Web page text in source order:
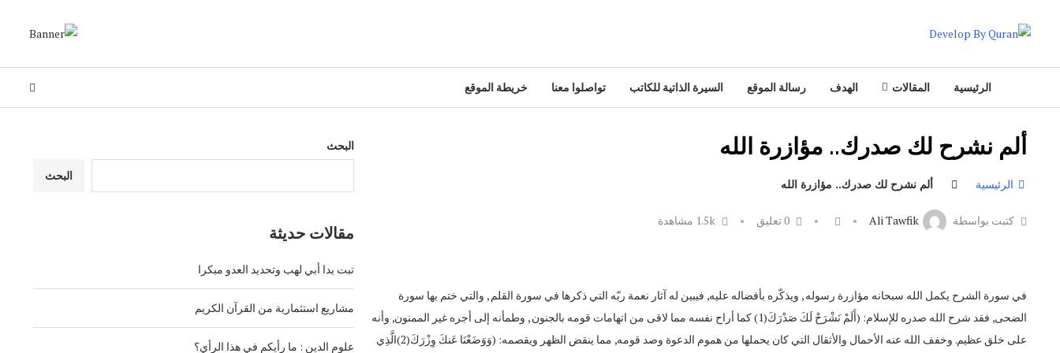
الرئيسية المقالات الهدف رسالة الموقع السيرة الذاتية للكاتب تواصلوا معنا خريطة الموقع
ألم نشرح لك صدرك.. مؤازرة الله
الرئيسية ألم نشرح لك صدرك.. مؤازرة الله
كتبت بواسطة Ali Tawfik
1.5k مشاهدة
في سورة الشرح يكمل الله سبحانه مؤازرة رسوله , ويذكّره بأفضاله عليه, فيبين له آثار نعمة ربّه التي ذكرها في سورة القلم , والتي ختم بها سورة
الضحى, فقد شرح الله صدره للإسلام: (أَلَمْ نَشْرَحْ لَكَ صَدْرَكَ(1) كما أراح نفسه مما لاقى من اتهامات قومه بالجنون , وطمأنه إلى أجره غير الممنون, وأنه
على خلق عظيم. وخفف الله عنه الأحمال والأثقال التي كان يحملها من هموم الدعوة وصد قومه, مما ينقض الظهر ويقصمه: (وَوَضَعْنَا عَنكَ وِزْرَكَ(2)الَّذِي
البحث
البحث
مقالات حديثة
تبت يدا أبي لهب وتحديد العدو مبكرا
مشاريع استثمارية من القرآن الكريم
علوم الدين : ما رأيكم في هذا الرأي؟